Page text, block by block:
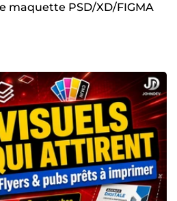
maquette PSD/XD/FIGMA